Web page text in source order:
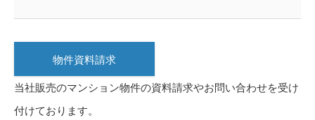
物件資料請求
当社販売のマンション物件の資料請求やお問い合わせを受け
付けております。